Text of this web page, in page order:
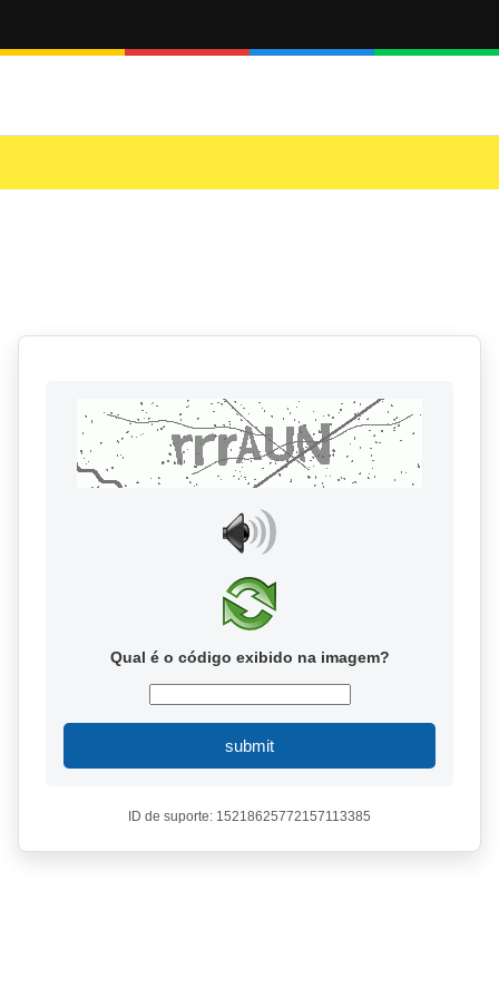
Qual é o código exibido na imagem?
submit
ID de suporte: 15218625772157113385